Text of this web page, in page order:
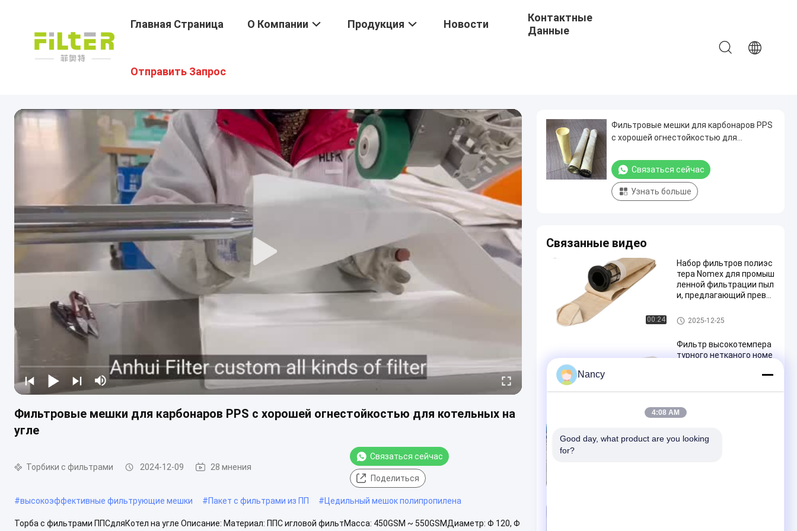
Главная Страница О Компании Продукция Новости
Контактные
Данные
Отправить Запрос
Фильтровые мешки для карбонаров PPS с хорошей огнестойкостью для котельных на
угле
Торбики с фильтрами 2024-12-09 28 мнения
Связаться сейчас
Поделиться
#высокоэффективные фильтрующие мешки #Пакет с фильтрами из ПП #Цедильный мешок полипропилена
Торба с фильтрами ППСдляКотел на угле Описание: Материал: ППС игловой фильтМасса: 450GSM ~ 550GSMДиаметр: Φ 120, Φ
Фильтровые мешки для карбонаров PPS
с хорошей огнестойкостью для
Связаться сейчас
Узнать больше
Связанные видео
00:24
Набор фильтров полиэс
тера Nomex для промыш
ленной фильтрации пыл
и, предлагающий прево
ь воздуха и высокую тем
пературу
Мешочные фильтры для пыл
есборника
2025-12-25
Фильтр высокотемпера
турного нетканого номе
фальта для цементных
акет
я Багхаус фильтрующие
Nancy
4:08 AM
Good day, what product are you looking
for?